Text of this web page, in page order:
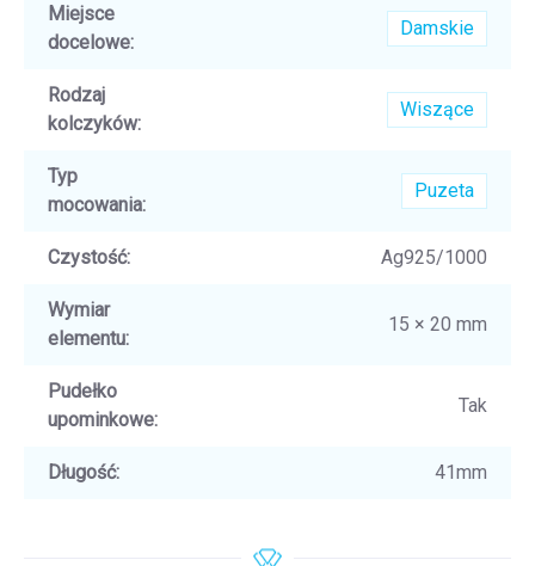
Miejsce
docelowe:
Damskie
Rodzaj
kolczyków:
Wiszące
Typ
mocowania:
Puzeta
Czystość: Ag925/1000
Wymiar
elementu:
15 × 20 mm
Pudełko
upominkowe:
Tak
Długość: 41mm